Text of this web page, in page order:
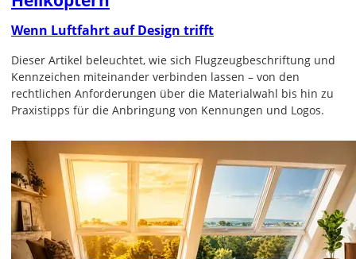
Wenn Luftfahrt auf Design trifft
Dieser Artikel beleuchtet, wie sich Flugzeugbeschriftung und
Kennzeichen miteinander verbinden lassen – von den
rechtlichen Anforderungen über die Materialwahl bis hin zu
Praxistipps für die Anbringung von Kennungen und Logos.